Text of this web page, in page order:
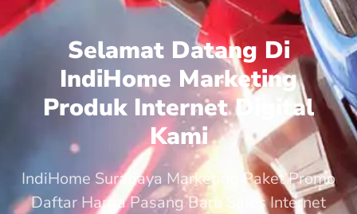
Selamat Datang Di
IndiHome Marketing
Produk Internet Digital
Kami
IndiHome Surabaya Marketing Paket Promo
Daftar Harga Pasang Baru Sales Internet